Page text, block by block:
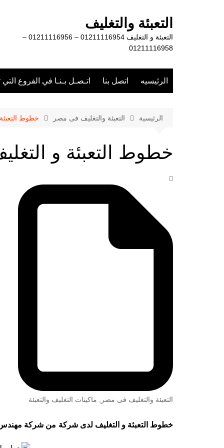
التعبئة والتغليف
التعبئة و التغليف 01211116954 – 01211116956 –
01211116958
الرئيسيه اتصل بنا اتـصـل بـنـا في الفروع
الرئيسية التعبئة والتغليف فى مصر خطوط
خطوط التعبئة و
التعبئة والتغليف فى مصر , ماكينات التغليف والتعبئة
خطوط التعبئة و التغليف لدى شركة من شركة